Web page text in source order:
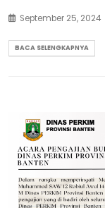
September 25, 2024
BACA SELENGKAPNYA